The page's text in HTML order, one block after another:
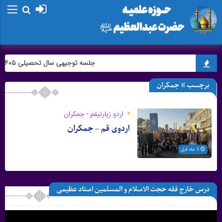
جلسه توجیهی سال تحصیلی ۱۴۰۵-۱۴۰۴
برچسب » جمکران
اردو زیارتیقم - جمکران
اردوی قم – جمکران
درس خارج فقه حجت الاسلام و المسلمین استاد عظیمی